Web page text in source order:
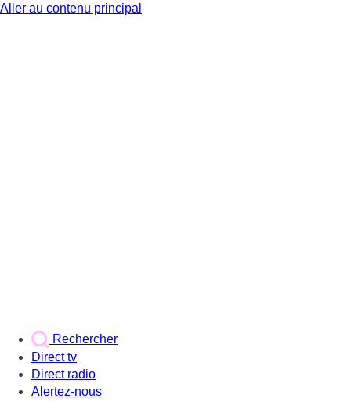
Aller au contenu principal
Rechercher
Direct tv
Direct radio
Alertez-nous